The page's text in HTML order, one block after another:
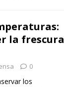
la frescura
0
los